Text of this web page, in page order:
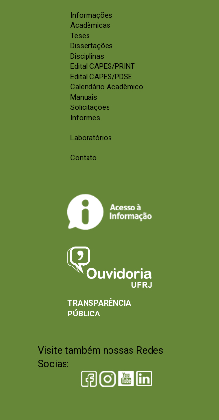
Informações
Acadêmicas
Teses
Dissertações
Disciplinas
Edital CAPES/PRINT
Edital CAPES/PDSE
Calendário Acadêmico
Manuais
Solicitações
Informes
Laboratórios
Contato
Visite também nossas Redes
Socias:
TRANSPARÊNCIA
PÚBLICA